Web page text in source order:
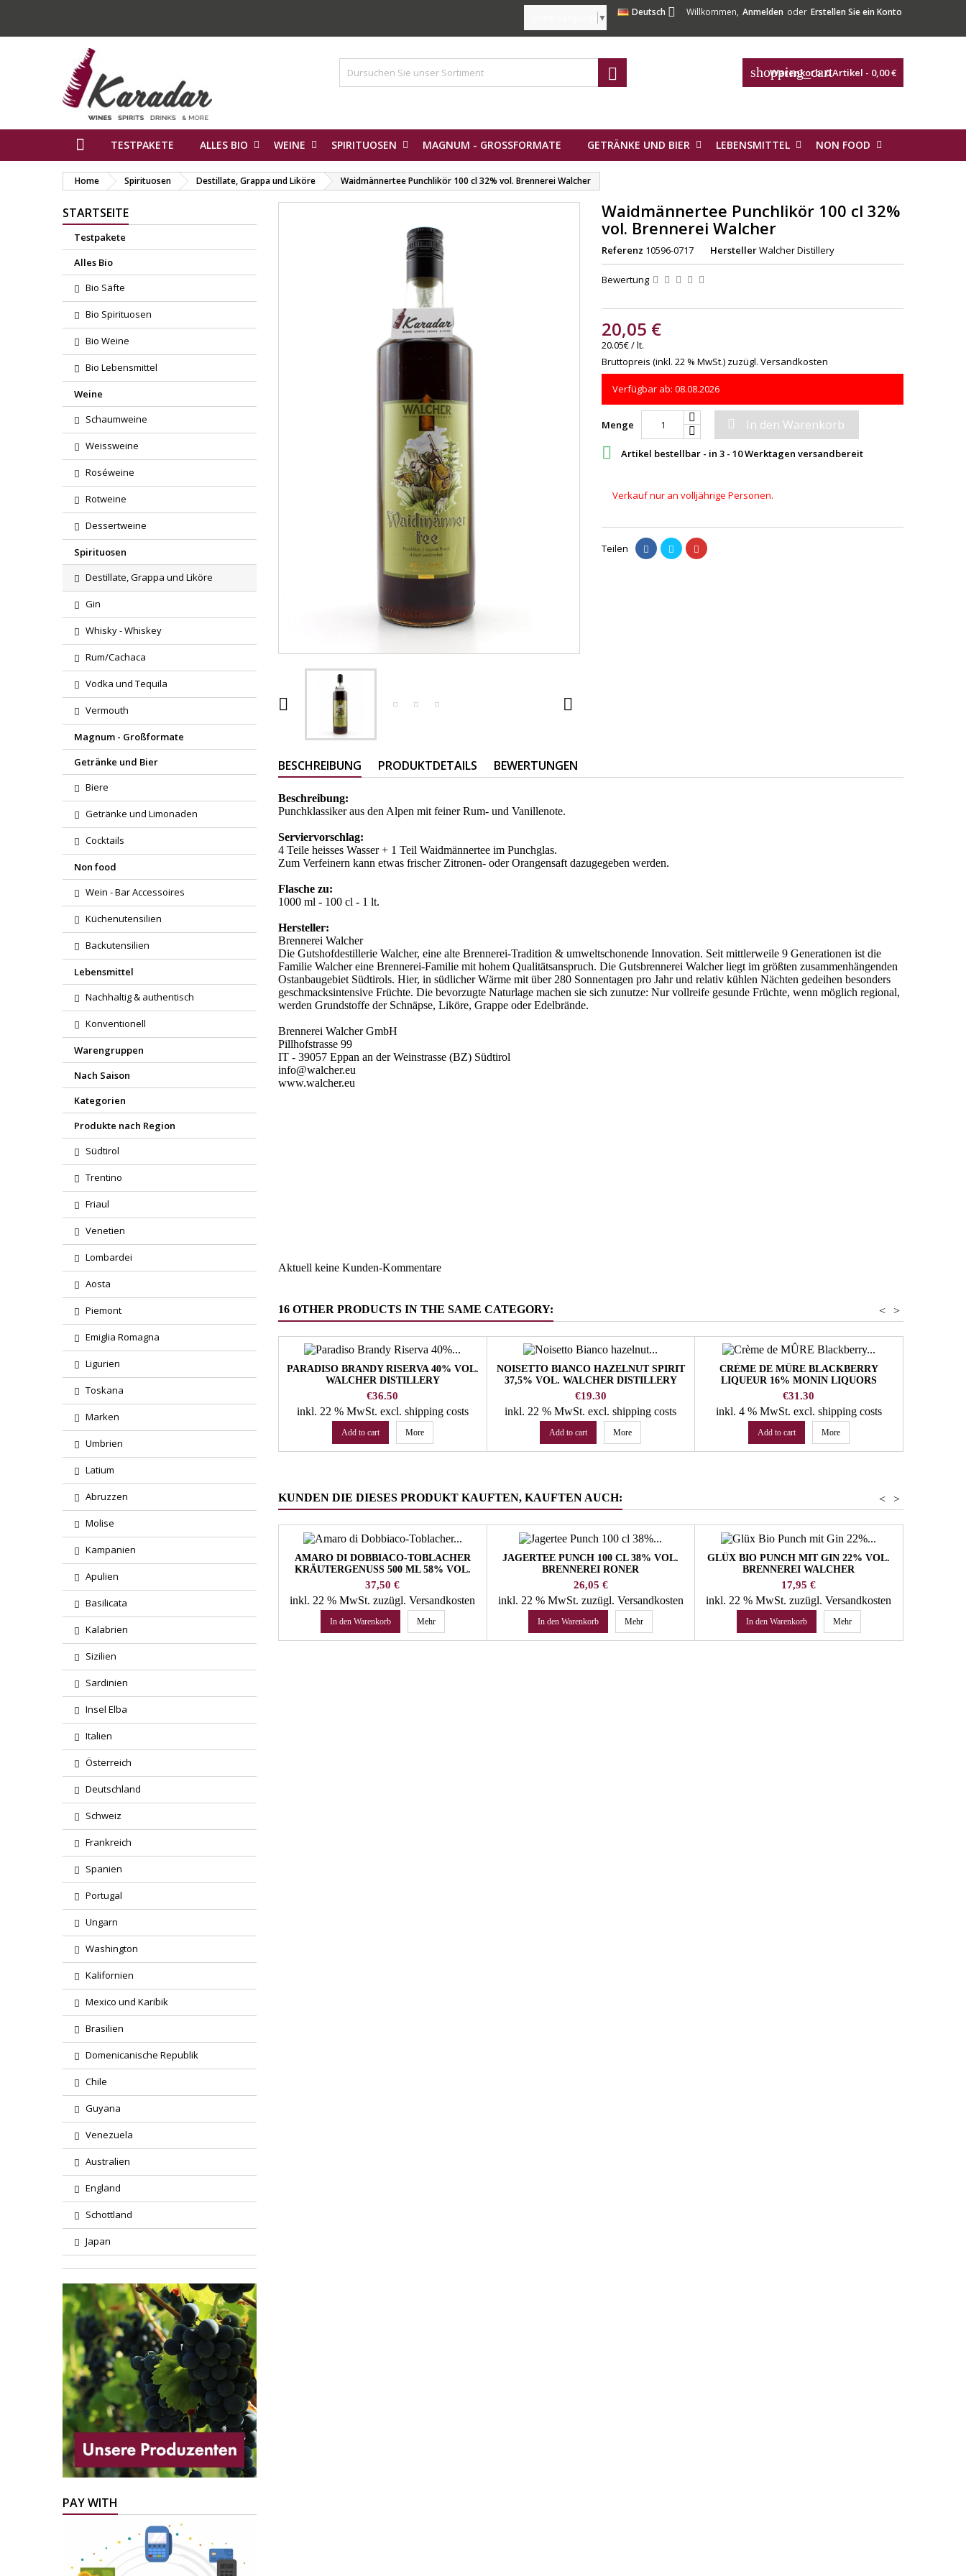
Willkommen, Anmelden oder Erstellen Sie ein Konto
Deutsch 
▼
shopping_cart
Warenkorb:0Artikel - 0,00 €

TESTPAKETE ALLES BIO WEINE SPIRITUOSEN MAGNUM - GROSSFORMATE GETRÄNKE UND BIER LEBENSMITTEL NON FOOD
Home Spirituosen Destillate, Grappa und Liköre Waidmännertee Punchlikör 100 cl 32% vol. Brennerei Walcher
STARTSEITE
Testpakete
Alles Bio
Bio Säfte
Bio Spirituosen
Bio Weine
Bio Lebensmittel
Weine
Schaumweine
Weissweine
Roséweine
Rotweine
Dessertweine
Spirituosen
Destillate, Grappa und Liköre
Gin
Whisky - Whiskey
Rum/Cachaca
Vodka und Tequila
Vermouth
Magnum - Großformate
Getränke und Bier
Biere
Getränke und Limonaden
Cocktails
Non food
Wein - Bar Accessoires
Küchenutensilien
Backutensilien
Lebensmittel
Nachhaltig & authentisch
Konventionell
Warengruppen
Nach Saison
Kategorien
Produkte nach Region
Südtirol
Trentino
Friaul
Venetien
Lombardei
Aosta
Piemont
Emiglia Romagna
Ligurien
Toskana
Marken
Umbrien
Latium
Abruzzen
Molise
Kampanien
Apulien
Basilicata
Kalabrien
Sizilien
Sardinien
Insel Elba
Italien
Österreich
Deutschland
Schweiz
Frankreich
Spanien
Portugal
Ungarn
Washington
Kalifornien
Mexico und Karibik
Brasilien
Domenicanische Republik
Chile
Guyana
Venezuela
Australien
England
Schottland
Japan
PAY WITH
 
Waidmännertee Punchlikör 100 cl 32%
vol. Brennerei Walcher
Referenz 10596-0717 HerstellerWalcher Distillery
Bewertung
20,05 €
20.05€ / lt.
Bruttopreis (inkl. 22 % MwSt.) zuzügl. Versandkosten
Verfügbar ab: 08.08.2026
Menge  In den Warenkorb
 Artikel bestellbar - in 3 - 10 Werktagen versandbereit
Verkauf nur an volljährige Personen.
Teilen
BESCHREIBUNG PRODUKTDETAILS BEWERTUNGEN
Beschreibung:
Punchklassiker aus den Alpen mit feiner Rum- und Vanillenote.
Serviervorschlag:
4 Teile heisses Wasser + 1 Teil Waidmännertee im Punchglas.
Zum Verfeinern kann etwas frischer Zitronen- oder Orangensaft dazugegeben werden.
Flasche zu:
1000 ml - 100 cl - 1 lt.
Hersteller:
Brennerei Walcher
Die Gutshofdestillerie Walcher, eine alte Brennerei-Tradition & umweltschonende Innovation. Seit mittlerweile 9 Generationen ist die
Familie Walcher eine Brennerei-Familie mit hohem Qualitätsanspruch. Die Gutsbrennerei Walcher liegt im größten zusammenhängenden
Ostanbaugebiet Südtirols. Hier, in südlicher Wärme mit über 280 Sonnentagen pro Jahr und relativ kühlen Nächten gedeihen besonders
geschmacksintensive Früchte. Die bevorzugte Naturlage machen sie sich zunutze: Nur vollreife gesunde Früchte, wenn möglich regional,
werden Grundstoffe der Schnäpse, Liköre, Grappe oder Edelbrände.
Brennerei Walcher GmbH
Pillhofstrasse 99
IT - 39057 Eppan an der Weinstrasse (BZ) Südtirol
info@walcher.eu
www.walcher.eu
Aktuell keine Kunden-Kommentare
16 OTHER PRODUCTS IN THE SAME CATEGORY: >
<
PARADISO BRANDY RISERVA 40% VOL.
WALCHER DISTILLERY
Price
€36.50
inkl. 22 % MwSt. excl. shipping costs
Add to cart More
NOISETTO BIANCO HAZELNUT SPIRIT
37,5% VOL. WALCHER DISTILLERY
Price
€19.30
inkl. 22 % MwSt.excl. shipping costs
Add to cart More
CRÈME DE MÛRE BLACKBERRY
LIQUEUR 16% MONIN LIQUORS
Price
€31.30
inkl. 4 % MwSt. excl. shipping costs
Add to cart More
KUNDEN DIE DIESES PRODUKT KAUFTEN, KAUFTEN AUCH: >
<
AMARO DI DOBBIACO-TOBLACHER
KRÄUTERGENUSS 500 ML 58% VOL.
APOTHEKE TOBLACH
Preis
37,50 €
inkl. 22 % MwSt.zuzügl. Versandkosten
In den Warenkorb Mehr
JAGERTEE PUNCH 100 CL 38% VOL.
BRENNEREI RONER
Preis
26,05 €
inkl. 22 % MwSt. zuzügl. Versandkosten
In den Warenkorb Mehr
GLÜX BIO PUNCH MIT GIN 22% VOL.
BRENNEREI WALCHER
Preis
17,95 €
inkl. 22 % MwSt.zuzügl. Versandkosten
In den Warenkorb Mehr